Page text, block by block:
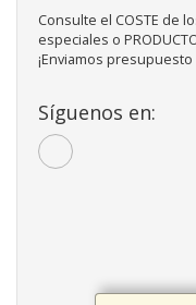
Consulte el COSTE de
especiales o
¡Enviamos
Síguenos en: